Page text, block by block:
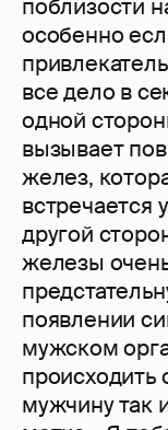
поблизости
особенно
все дело в
одной
вызывает
желез,
встречается
другой
железы
появлении
мужском
мужчину так